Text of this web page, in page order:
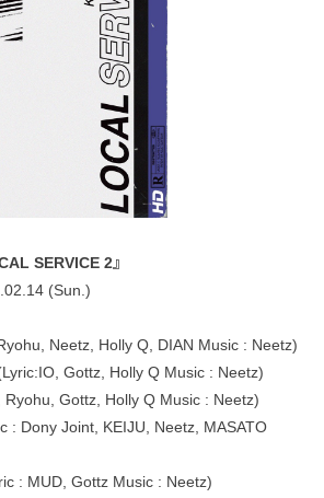
SERVICE 2』
(Sun.)
Neetz, Holly Q, DIAN Music : Neetz)
Gottz, Holly Q Music : Neetz)
Gottz, Holly Q Music : Neetz)
: Dony Joint, KEIJU, Neetz, MASATO
: MUD, Gottz Music : Neetz)